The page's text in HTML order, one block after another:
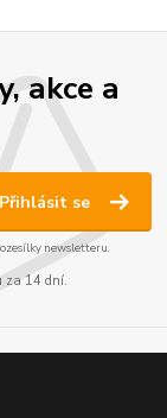
akce a
Přihlásit se
newsletteru.
za 14 dní.